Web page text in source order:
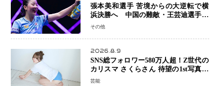
張本美和選手 苦境からの大逆転で横
浜決勝へ 中国の難敵・王芸迪選手を
撃破「ここからまた行くぞ」兄・智和
その他
2026.8.9
SNS総フォロワー580万人超！Z世代の
カリスマ さくらさん 待望の1st写真集
が11月5日発売決定 沖縄で“今しか残
芸能